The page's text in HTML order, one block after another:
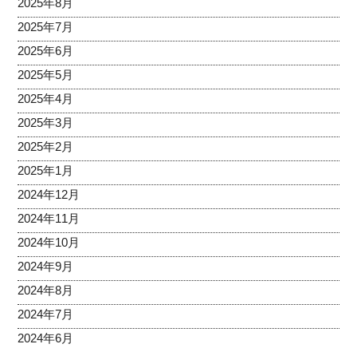
2025年7月
2025年6月
2025年5月
2025年4月
2025年3月
2025年2月
2025年1月
2024年12月
2024年11月
2024年10月
2024年9月
2024年8月
2024年7月
2024年6月